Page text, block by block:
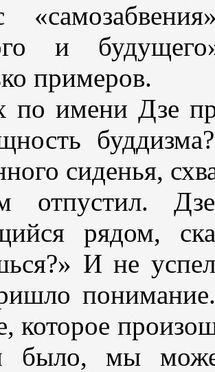
и
примеров.
по имени Дзе
сиденья,
отпустил.
рядом,
И не
которое
было, мы